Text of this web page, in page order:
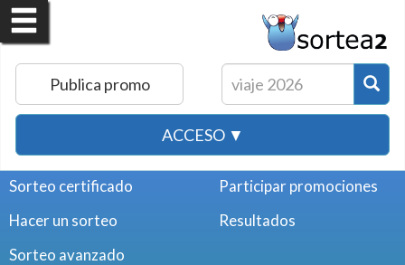
Publica promo
ACCESO ▼
Sorteo certificado
Hacer un sorteo
Sorteo avanzado
Participar promociones
Resultados